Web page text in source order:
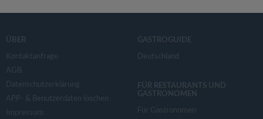
ÜBER
Kontaktanfrage
AGB
Datenschutzerklärung
APP- & Benutzerdaten löschen
Impressum
GASTROGUIDE
Deutschland
FÜR RESTAURANTS UND
GASTRONOMEN
Für Gastronomen